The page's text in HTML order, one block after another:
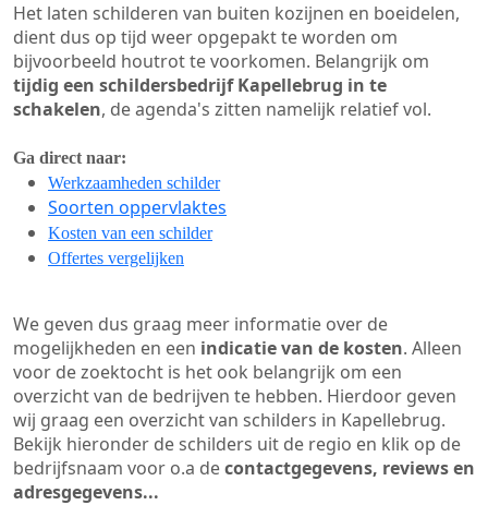
Het laten schilderen van buiten kozijnen en boeidelen,
dient dus op tijd weer opgepakt te worden om
bijvoorbeeld houtrot te voorkomen. Belangrijk om
tijdig een schildersbedrijf Kapellebrug in te
schakelen, de agenda's zitten namelijk relatief vol.
Ga direct naar:
Werkzaamheden schilder
Soorten oppervlaktes
Kosten van een schilder
Offertes vergelijken
We geven dus graag meer informatie over de
mogelijkheden en een indicatie van de kosten. Alleen
voor de zoektocht is het ook belangrijk om een
overzicht van de bedrijven te hebben. Hierdoor geven
wij graag een overzicht van schilders in Kapellebrug.
Bekijk hieronder de schilders uit de regio en klik op de
bedrijfsnaam voor o.a decontactgegevens, reviews en
adresgegevens...